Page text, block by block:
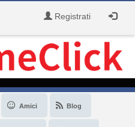
Registrati
Amici Blog